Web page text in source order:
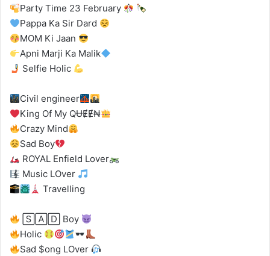
Party Time 23 February
Pappa Ka Sir Dard
MOM Ki Jaan
Apni Marji Ka Malik
Selfie Holic
Civil engineer
King Of My QɄɆɆ₦
Crazy Mind
Sad Boy
ROYAL Enfield Lover
Music LOver
Travelling
🅂🄰🄳 Boy
Holic
Sad $ong LOver